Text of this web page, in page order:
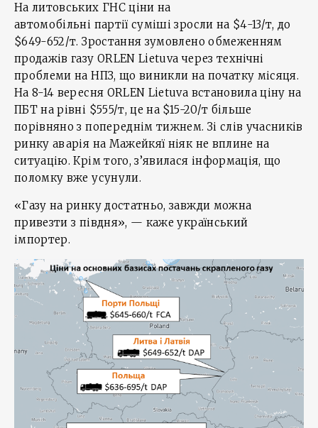
На литовських ГНС ціни на
автомобільні партії суміші зросли на $4-13/т, до
$649-652/т. Зростання зумовлено обмеженням
продажів газу ORLEN Lietuva через технічні
проблеми на НПЗ, що виникли на початку місяця.
На 8-14 вересня ORLEN Lietuva встановила ціну на
ПБТ на рівні $555/т, це на $15-20/т більше
порівняно з попереднім тижнем. Зі слів учасників
ринку аварія на Мажейкяї ніяк не вплине на
ситуацію. Крім того, з’явилася інформація, що
поломку вже усунули.
«Газу на ринку достатньо, завжди можна
привезти з півдня», — каже український
імпортер.